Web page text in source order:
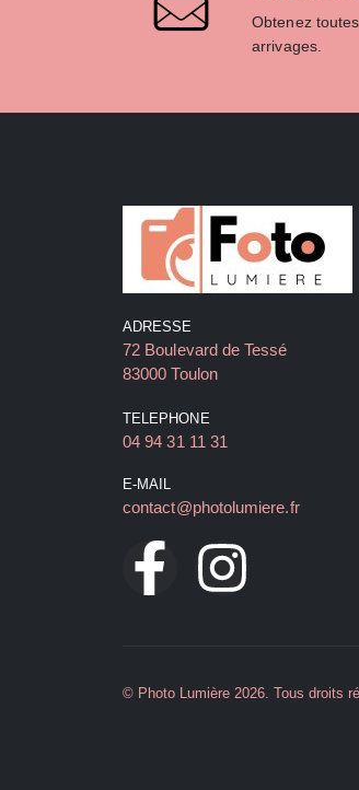
Obtenez
arrivages.
ADRESSE
72 Boulevard de Tessé
83000 Toulon
TELEPHONE
04 94 31 11 31
E-MAIL
contact@photolumiere.fr
© Photo Lumière 2026. Tous droits